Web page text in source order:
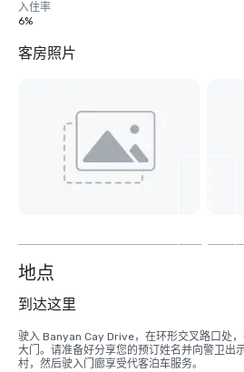
入住率
6%
客房照片
2
地点
到达这里
驶入 Banyan Cay Drive，在环形交叉路口处
大门。请准备好分享您的预订姓名并向警卫出
村，然后驶入门廊享受代客泊车服务。